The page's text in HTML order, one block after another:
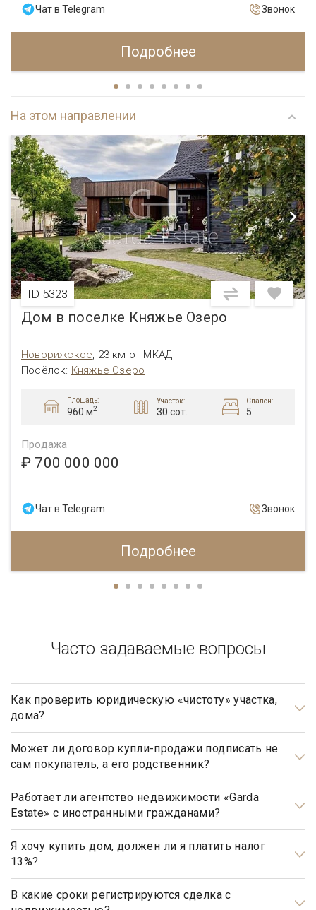
Чат в Telegram Звонок
Подробнее
На этом направлении
ID 5323
Дом в поселке Княжье Озеро
Новорижское, 23 км от МКАД
Посёлок: Княжье Озеро
Площадь:
960 м2
Участок:
30 сот.
Спален:
5
Продажа
₽ 700 000 000
Чат в Telegram Звонок
Подробнее
Часто задаваемые вопросы
Как проверить юридическую «чистоту» участка,
дома?
Проверка юридической «чистоты» важнейшая задача при
подготовке к сделке.
В каждом отдельном случае проверка индивидуальна и
зависит от истории объекта недвижимости, количества
собственников жилья, зарегистрированных лиц и т.д.
Собственник обязательно должен иметь подлинные
правоустанавливающие документы: свидетельство о праве
собственности, техпаспорт, договор дарения, мены или
купли-продажи. Документы не должны содержать ошибок.
Может ли договор купли-продажи подписать не
сам покупатель, а его родственник?
Может, но для этого необходимо иметь действующую
нотариально заверенную доверенность.
Работает ли агентство недвижимости «Garda
Estate» с иностранными гражданами?
Да, наше агентство недвижимости, работает с
иностранными гражданами не резидентами РФ.
Я хочу купить дом, должен ли я платить налог
13%?
Нет, не должны. Платить налог 13% будет только продавец,
налог рассчитывается на прибыль.
В какие сроки регистрируются сделка с